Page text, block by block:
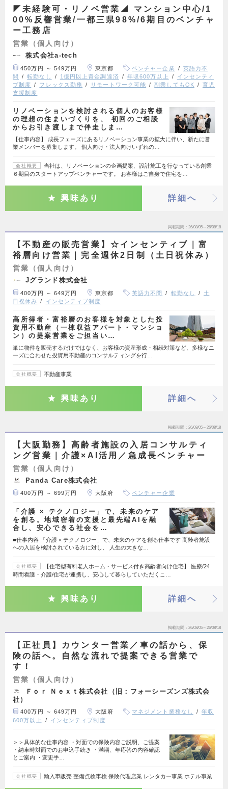
◤未経験可・リノベ営業◢ マンション中心/1
00%反響営業/一都三県98%/6期目のベンチャ
ー工務店
営業（個人向け）
株式会社a-tech
450万円 ～ 549万円 東京都 ベンチャー企業
英語力不
問
転勤なし 1億円以上資金調達済 年収600万以上
インセンティ
ブ制度
フレックス勤務 リモートワーク可能 副業してもOK
育児
支援制度
リノベーションを検討される個人のお客様
の理想の住まいづくりを、 初回のご相談
からお引き渡しまで伴走しま…
【仕事内容】 成長フェーズにあるリノベーション事業の拡大に伴い、新たに営
業メンバーを募集します。 個人向け・法人向けいずれの…
会社概要
当社は、リノベーションの企画提案、設計施工を行なっている創業
６期目のスタートアップベンチャーです。 お客様はご自身で住宅を…
興味あり 詳細へ
掲載期間 26/08/05～26/08/18
【不動産の販売営業】☆インセンティブ｜富
裕層向け営業｜完全週休2日制（土日祝休み）
営業（個人向け）
Jグランド株式会社
400万円 ～ 649万円 東京都 英語力不問 転勤なし
土
日祝休み
インセンティブ制度
高所得者・富裕層のお客様を対象とした投
資用不動産（一棟収益アパート・マンショ
ン）の提案営業をご担当い…
単に物件を販売するだけではなく、お客様の資産形成・相続対策など、多様なニ
ーズに合わせた投資用不動産のコンサルティングを行…
会社概要 不動産事業
興味あり 詳細へ
掲載期間 26/08/05～26/08/18
【大阪勤務】高齢者施設の入居コンサルティ
ング営業｜介護×AI活用／急成長ベンチャー
営業（個人向け）
Panda Care株式会社
400万円 ～ 699万円 大阪府 ベンチャー企業
「介護 × テクノロジー」で、未来のケア
を創る。地域密着の支援と最先端AIを融
合し、安心できる社会を…
■仕事内容 「介護 × テクノロジー」で、未来のケアを創る仕事です 高齢者施設
への入居を検討されている方に対し、 人生の大きな…
会社概要
【住宅型有料老人ホーム・サービス付き高齢者向け住宅】 医療/24
時間看護・介護/住宅が連携し、安心して暮らしていただくこ…
興味あり 詳細へ
掲載期間 26/08/05～26/08/18
【正社員】カウンター営業／車の話から、保
険の話へ。自然な流れで提案できる営業で
す！
営業（個人向け）
Ｆｏｒ Ｎｅｘｔ株式会社（旧：フォーシーズンズ株式会
社）
400万円 ～ 649万円 大阪府 マネジメント業務なし
年収
600万以上
インセンティブ制度
＞＞具体的な仕事内容 ・対面での保険内容ご説明、ご提案
・納車時対面でのお申込手続き ・満期、年応答の内容確認
とご案内 ・変更手…
会社概要 輸入車販売 整備点検車検 保険代理店業 レンタカー事業 ホテル事業